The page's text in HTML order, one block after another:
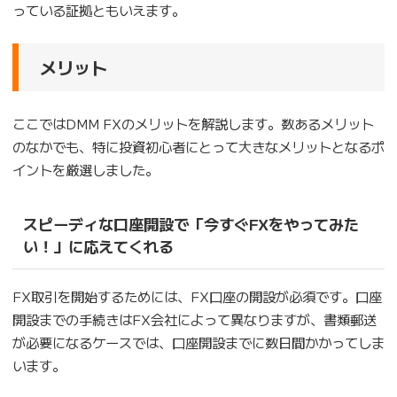
っている証拠ともいえます。
メリット
ここではDMM FXのメリットを解説します。数あるメリット
のなかでも、特に投資初心者にとって大きなメリットとなるポ
イントを厳選しました。
スピーディな口座開設で「今すぐFXをやってみた
い！」に応えてくれる
FX取引を開始するためには、FX口座の開設が必須です。口座
開設までの手続きはFX会社によって異なりますが、書類郵送
が必要になるケースでは、口座開設までに数日間かかってしま
います。